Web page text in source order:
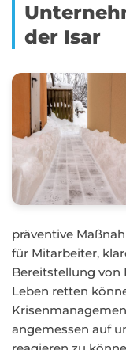
der Isar
präventive
für Mitarbeiter,
Bereitstellung von
Leben retten
angemessen auf